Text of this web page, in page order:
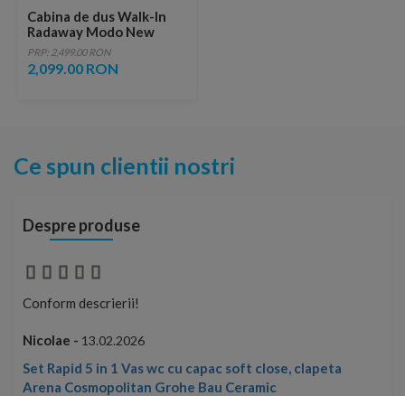
Cabina de dus Walk-In
Radaway Modo New
II150X200 cm, sticla
transparenta
PRP: 2,499.00 RON
2,099.00 RON
Ce spun clientii nostri
Despre produse
Conform descrierii!
Nicolae - 13.02.2026
Set Rapid 5 in 1 Vas wc cu capac soft close, clapeta
Arena Cosmopolitan Grohe Bau Ceramic